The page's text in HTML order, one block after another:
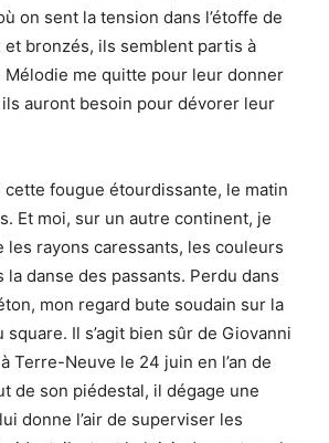
on sent la tension dans l’étoffe de
et bronzés, ils semblent partis à
Mélodie me quitte pour leur donner
ils auront besoin pour dévorer leur
cette fougue étourdissante, le matin
Et moi, sur un autre continent, je
les rayons caressants, les couleurs
la danse des passants. Perdu dans
mon regard bute soudain sur la
Il s’agit bien sûr de Giovanni
Terre-Neuve le 24 juin en l’an de
de son piédestal, il dégage une
donne l’air de superviser les